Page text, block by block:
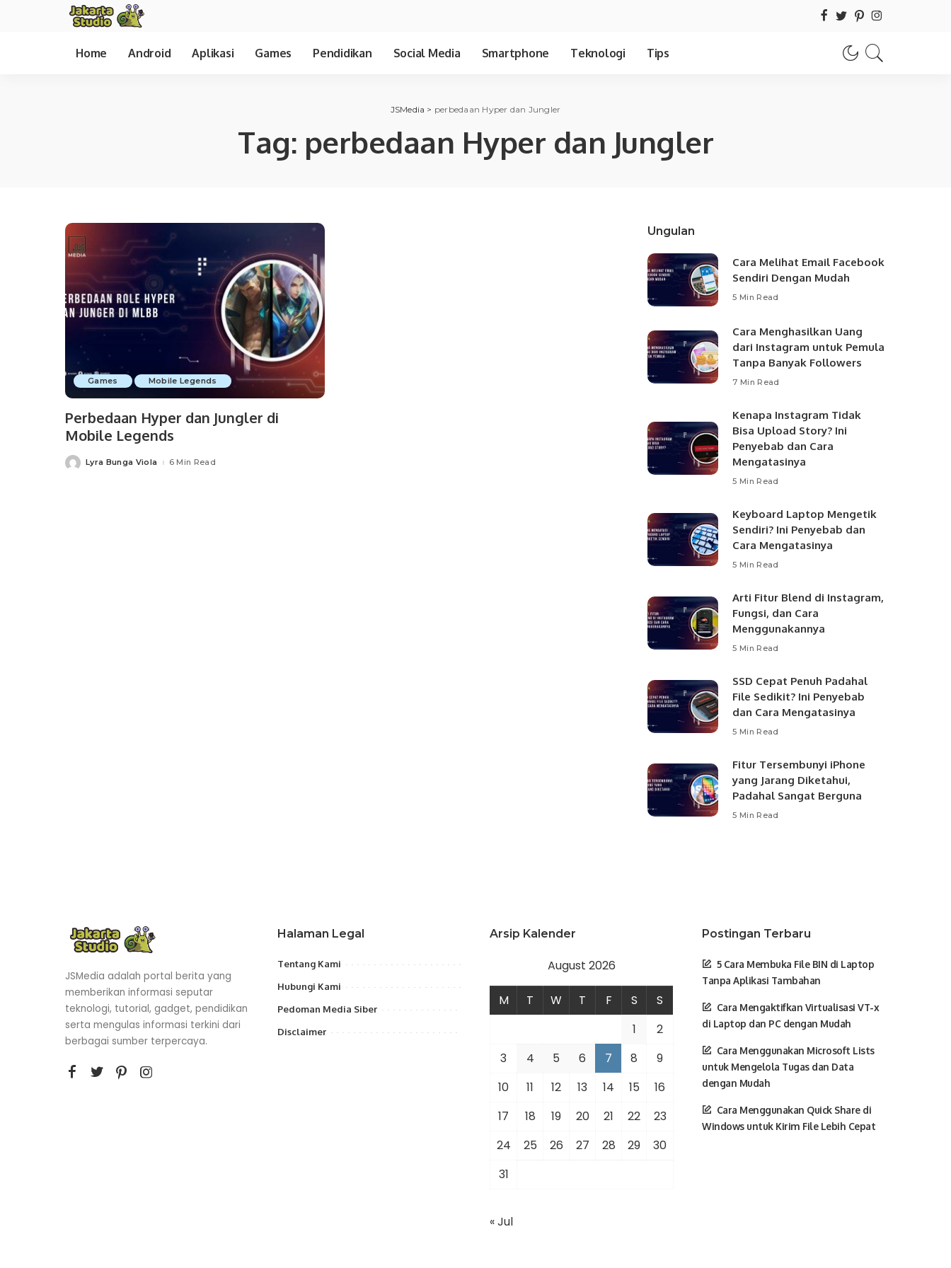
Home Android Aplikasi Games Pendidikan Social Media Smartphone Teknologi Tips
JSMedia > perbedaan Hyper dan Jungler
Tag: perbedaan Hyper dan Jungler
Games Mobile Legends
Perbedaan Hyper dan Jungler di
Mobile Legends
PostedLyra Bunga Viola 6 Min Read
Ungulan
Cara Melihat Email Facebook
Sendiri Dengan Mudah
5 Min Read
Cara Menghasilkan Uang
dari Instagram untuk Pemula
Tanpa Banyak Followers
7 Min Read
Kenapa Instagram Tidak
Bisa Upload Story? Ini
Penyebab dan Cara
Mengatasinya
5 Min Read
Keyboard Laptop Mengetik
Sendiri? Ini Penyebab dan
Cara Mengatasinya
5 Min Read
Arti Fitur Blend di Instagram,
Fungsi, dan Cara
Menggunakannya
5 Min Read
SSD Cepat Penuh Padahal
File Sedikit? Ini Penyebab
dan Cara Mengatasinya
5 Min Read
Fitur Tersembunyi iPhone
yang Jarang Diketahui,
Padahal Sangat Berguna
5 Min Read
JSMedia adalah portal berita yang
memberikan informasi seputar
teknologi, tutorial, gadget, pendidikan
serta mengulas informasi terkini dari
berbagai sumber terpercaya.
Halaman Legal
Tentang Kami
Hubungi Kami
Pedoman Media Siber
Disclaimer
Arsip Kalender
August 2026
M T W T F S
S
1
2
3
4 5 6 7 8
9
10
11 12 13 14 15
16
17
18 19 20 21 22
23
24
25 26 27 28 29
30
31
« Jul
Postingan Terbaru
5 Cara Membuka File BIN di Laptop
Tanpa Aplikasi Tambahan
Cara Mengaktifkan Virtualisasi VT-x
di Laptop dan PC dengan Mudah
Cara Menggunakan Microsoft Lists
untuk Mengelola Tugas dan Data
dengan Mudah
Cara Menggunakan Quick Share di
Windows untuk Kirim File Lebih Cepat